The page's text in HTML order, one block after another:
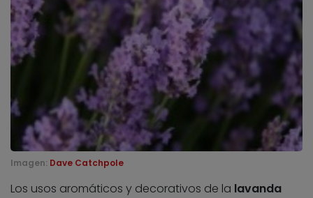
Imagen: Dave Catchpole
Los usos aromáticos y decorativos de la lavanda